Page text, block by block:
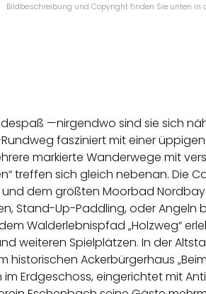
Bildbeschreibung und Copyright finden Sie unten in
—nirgendwo sind sie sich
fasziniert mit einer
markierte Wanderwege mit
treffen sich gleich nebenan. Die
dem größten Moorbad
Stand-Up-Paddling, oder
Walderlebnispfad „Holzweg“
weiteren Spielplätzen. In der
Ackerbürgerhaus
Erdgeschoss, eingerichtet mit